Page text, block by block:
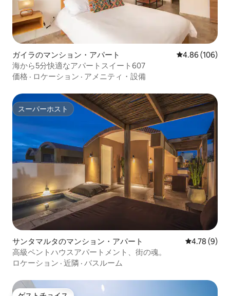
ガイラのマンション・アパート レビュー106
4.86 (106)
海から5分快適なアパートスイート607
価格 · ロケーション · アメニティ・設備
スーパーホスト
スーパーホスト
サンタマルタのマンション・アパート レビュー9
4.78 (9)
高級ペントハウスアパートメント、街の魂。
ロケーション · 近隣 · バスルーム